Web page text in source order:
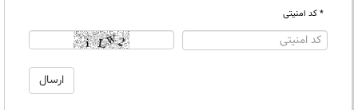
* کد امنیتی